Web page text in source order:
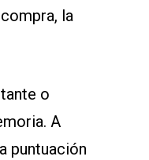
la
o
A
puntuación